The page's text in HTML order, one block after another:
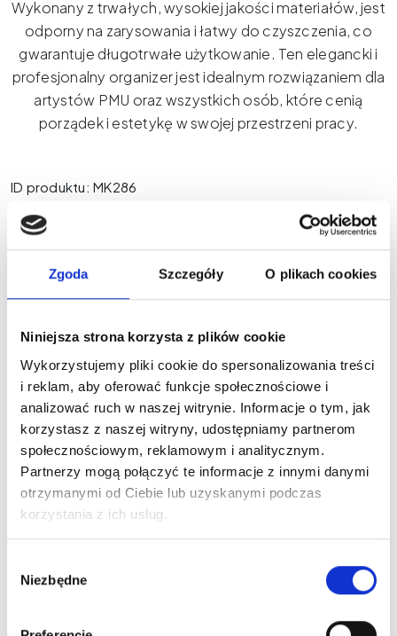
Zgoda Szczegóły O plikach cookies
Niniejsza strona korzysta z plików cookie
Wykorzystujemy pliki cookie do spersonalizowania treści
i reklam, aby oferować funkcje społecznościowe i
analizować ruch w naszej witrynie. Informacje o tym, jak
korzystasz z naszej witryny, udostępniamy partnerom
społecznościowym, reklamowym i analitycznym.
Partnerzy mogą połączyć te informacje z innymi danymi
otrzymanymi od Ciebie lub uzyskanymi podczas
korzystania z ich usług.
zgody
Niezbędne
Wykonany z trwałych, wysokiej jakości materiałów, jest
odporny na zarysowania i łatwy do czyszczenia, co
gwarantuje długotrwałe użytkowanie. Ten elegancki i
profesjonalny organizer jest idealnym rozwiązaniem dla
artystów PMU oraz wszystkich osób, które cenią
porządek i estetykę w swojej przestrzeni pracy.
ID produktu: MK286
Tego produktu nie ma na stanie i nie jest dostępny.
Nowości na naszym
blogu